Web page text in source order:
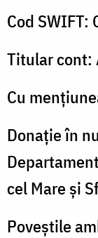
Cod SWIFT:
Titular cont:
Cu
Donație în
cel Mare și
Poveștile